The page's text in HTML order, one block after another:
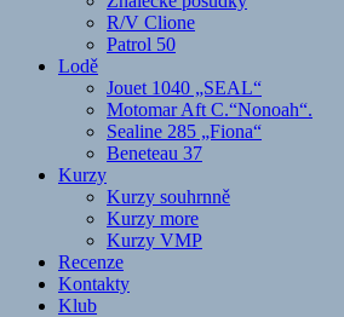
R/V Clione
Patrol 50
Lodě
Jouet 1040 „SEAL“
Motomar Aft C.“Nonoah“.
Sealine 285 „Fiona“
Beneteau 37
Kurzy
Kurzy souhrnně
Kurzy more
Kurzy VMP
Recenze
Kontakty
Klub